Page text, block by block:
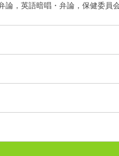
，英語暗唱・弁論，保健委員